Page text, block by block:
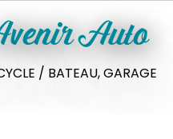
Auto
/ BATEAU,GARAGE